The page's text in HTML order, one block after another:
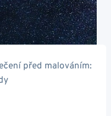
před malováním: